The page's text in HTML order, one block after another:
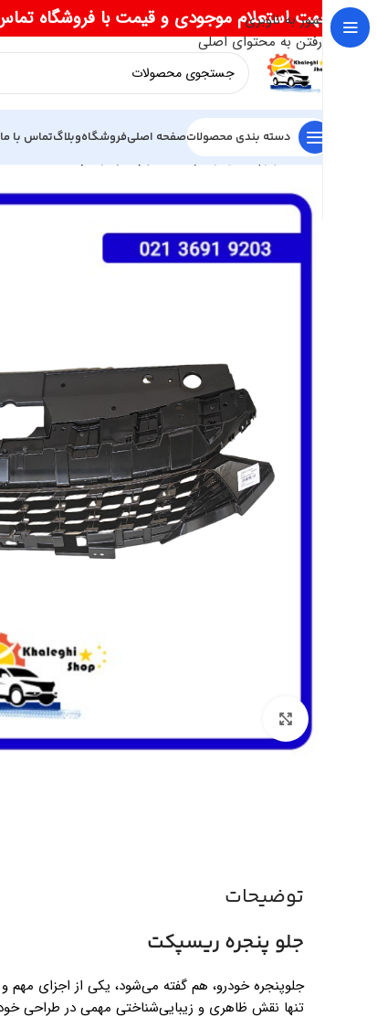
عبور به ناوبری
رفتن به محتوای اصلی
جهت استعلام موجودی و قیمت با فروشگاه
دسته بندی محصولاتصفحه اصلیفروشگاهوبلاگتماس با ما
خانه لوازم یدکی ریسپکت
توضیحات
جلو پنجره ریسپکت
جلوپنجره خودرو، هم گفته می‌شود، یکی از اجزای
تنها نقش ظاهری و زیبایی‌شناختی مهمی در طراحی